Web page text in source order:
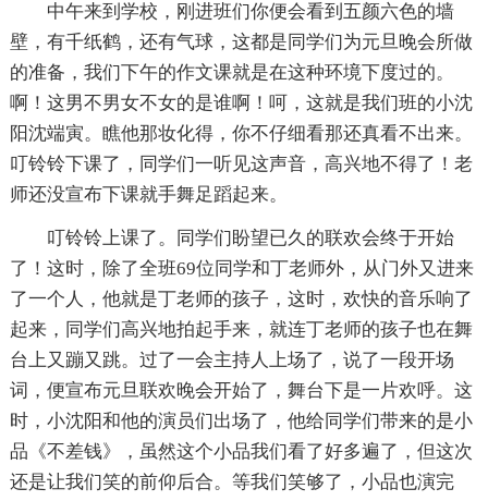
中午来到学校，刚进班们你便会看到五颜六色的墙
壁，有千纸鹤，还有气球，这都是同学们为元旦晚会所做
的准备，我们下午的作文课就是在这种环境下度过的。
啊！这男不男女不女的是谁啊！呵，这就是我们班的小沈
阳沈端寅。瞧他那妆化得，你不仔细看那还真看不出来。
叮铃铃下课了，同学们一听见这声音，高兴地不得了！老
师还没宣布下课就手舞足蹈起来。
叮铃铃上课了。同学们盼望已久的联欢会终于开始
了！这时，除了全班69位同学和丁老师外，从门外又进来
了一个人，他就是丁老师的孩子，这时，欢快的音乐响了
起来，同学们高兴地拍起手来，就连丁老师的孩子也在舞
台上又蹦又跳。过了一会主持人上场了，说了一段开场
词，便宣布元旦联欢晚会开始了，舞台下是一片欢呼。这
时，小沈阳和他的演员们出场了，他给同学们带来的是小
品《不差钱》，虽然这个小品我们看了好多遍了，但这次
还是让我们笑的前仰后合。等我们笑够了，小品也演完